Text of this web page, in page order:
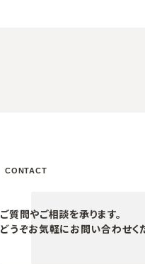
CONTACT
ご質問やご相談を承ります。
どうぞお気軽にお問い合わせく